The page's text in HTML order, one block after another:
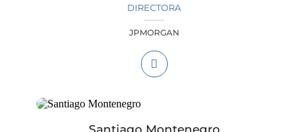
DIRECTORA
JPMORGAN
Santiago Montenegro